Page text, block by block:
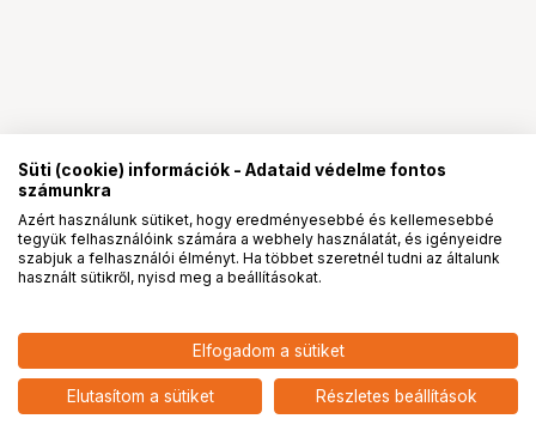
Insta360 GO Ultra flexibilis
szögállító tartó
add
PROpartnerségek
Süti (cookie) információk - Adataid védelme fontos
számunkra
Azért használunk sütiket, hogy eredményesebbé és kellemesebbé
tegyük felhasználóink számára a webhely használatát, és igényeidre
szabjuk a felhasználói élményt. Ha többet szeretnél tudni az általunk
használt sütikről, nyisd meg a beállításokat.
Elfogadom a sütiket
Elutasítom a sütiket Részletes beállítások